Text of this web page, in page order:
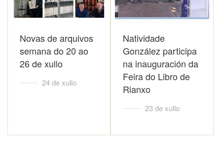
Novas de arquivos
semana do 20 ao
26 de xullo
24 de xullo
Natividade
González participa
na inauguración da
Feira do Libro de
Rianxo
23 de xullo